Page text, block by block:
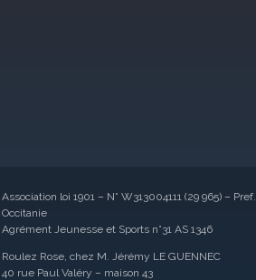
Association loi 1901 – N° W313004111 (29 965) – Pref.
Occitanie
Agrément Jeunesse et Sports n°31 AS 1346
Roulez Rose, chez M. Jérémy LE GUENNEC
40 rue Paul Valéry – maison 43